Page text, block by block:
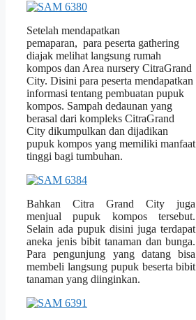
Setelah mendapatkan
pemaparan, para peserta gathering
diajak melihat langsung rumah
kompos dan Area nursery CitraGrand
City. Disini para peserta mendapatkan
informasi tentang pembuatan pupuk
kompos. Sampah dedaunan yang
berasal dari kompleks CitraGrand
City dikumpulkan dan dijadikan
pupuk kompos yang memiliki manfaat
tinggi bagi tumbuhan.
Bahkan Citra Grand City juga
menjual pupuk kompos tersebut.
Selain ada pupuk disini juga terdapat
aneka jenis bibit tanaman dan bunga.
Para pengunjung yang datang bisa
membeli langsung pupuk beserta bibit
tanaman yang diinginkan.